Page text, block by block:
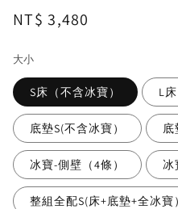
Regular
NT$ 3,480
大小
S床（不含冰寶） L
底墊S(不含冰寶） 底
冰寶-側壁（4條） 冰
整組全配S(床+底墊+全冰寶）